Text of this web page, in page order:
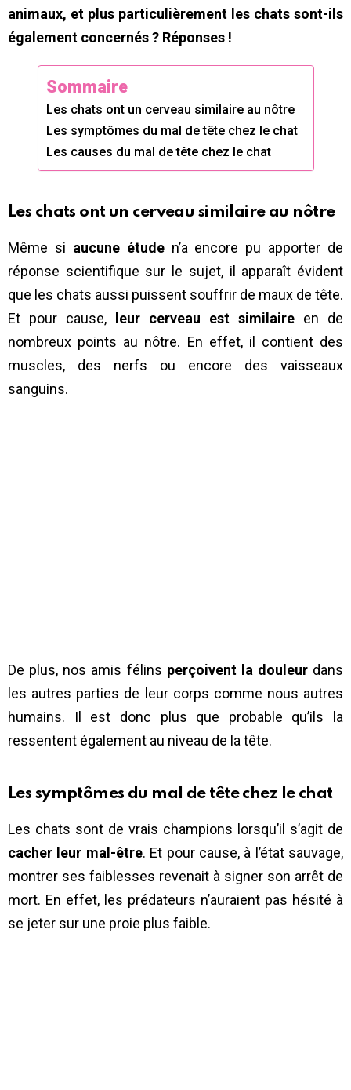
animaux, et plus particulièrement les chats sont-ils
également concernés ? Réponses !
Sommaire
Les chats ont un cerveau similaire au nôtre
Les symptômes du mal de tête chez le chat
Les causes du mal de tête chez le chat
Les chats ont un cerveau similaire au nôtre
Même si aucune étuden’a encore pu apporter de
réponse scientifique sur le sujet, il apparaît évident
que les chats aussi puissent souffrir de maux de tête.
Et pour cause,
leur cerveau est similaire en de
nombreux points au nôtre. En effet, il contient des
muscles, des nerfs ou encore des vaisseaux
sanguins.
De plus, nos amis félins perçoivent la douleurdans
les autres parties de leur corps comme nous autres
humains. Il est donc plus que probable qu’ils la
ressentent également au niveau de la tête.
Les symptômes du mal de tête chez le chat
Les chats sont de vrais champions lorsqu’il s’agit de
cacher leur mal-être. Et pour cause, à l’état sauvage,
montrer ses faiblesses revenait à signer son arrêt de
mort. En effet, les prédateurs n’auraient pas hésité à
se jeter sur une proie plus faible.